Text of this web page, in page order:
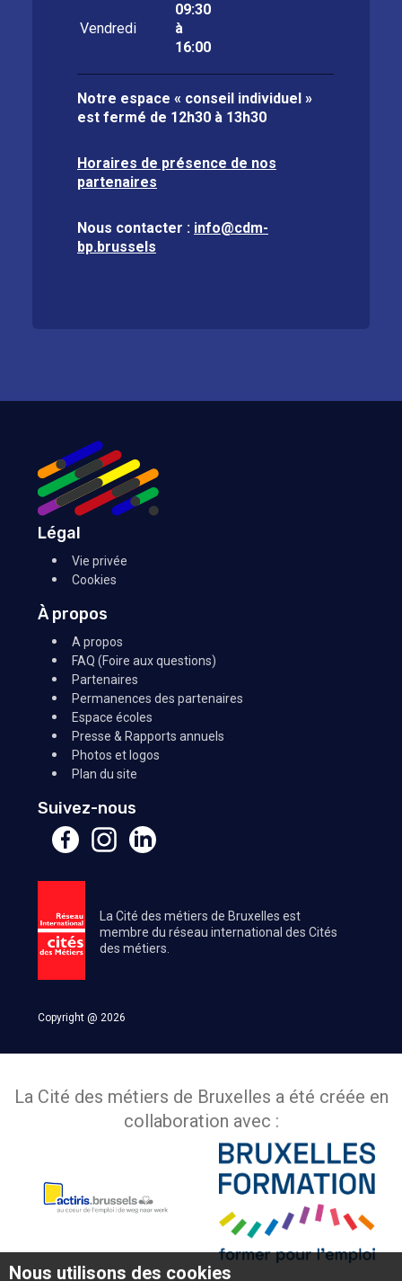
Nous utilisons des cookies
Vendredi
09:30
à
16:00
Notre espace « conseil individuel »
est fermé de 12h30 à 13h30
Horaires de présence de nos
partenaires
Nous contacter : info@cdm-
bp.brussels
Légal
Vie privée
Cookies
À propos
A propos
FAQ (Foire aux questions)
Partenaires
Permanences des partenaires
Espace écoles
Presse & Rapports annuels
Photos et logos
Plan du site
Suivez-nous
La Cité des métiers de Bruxelles est
membre du réseau international des Cités
des métiers.
Copyright @ 2026
La Cité des métiers de Bruxelles a été créée en
collaboration avec :